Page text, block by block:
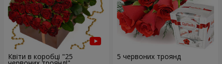
Квіти в коробці "25 5 червоних троянд